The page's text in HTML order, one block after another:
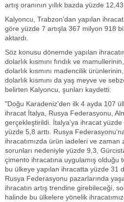
artış oranının yıllık bazda yüzde
Kalyoncu, Trabzon'dan yapılan
göre yüzde 7 artışla 367 milyon 918
aktardı.
Söz konusu dönemde yapılan
dolarlık kısmını fındık ve
dolarlık kısmını madencilik
dolarlık kısmını da yaş meyve ve
belirten Kalyoncu, şunları kaydetti:
"Doğu Karadeniz'den ilk 4 ayda 107
ihracat İtalya, Rusya Federasyonu,
gerçekleştirildi. İtalya'ya ihracat
yüzde 5,8 arttı. Rusya
ihracatımızda ürün iadeleri ve zaman
sorunları nedeniyle yüzde 9,3,
çimento ihracatına uygulamış olduğu
bu ülkeye yapılan ihracatta yüzde 31
Rusya Federasyonu pazarlarında
ihracatın artış trendine girebileceği,
halinde bu ülkelere yönelik